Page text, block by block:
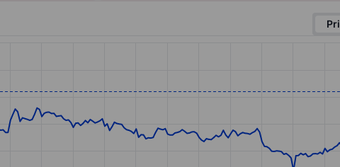
from 36.79 to 47.92.